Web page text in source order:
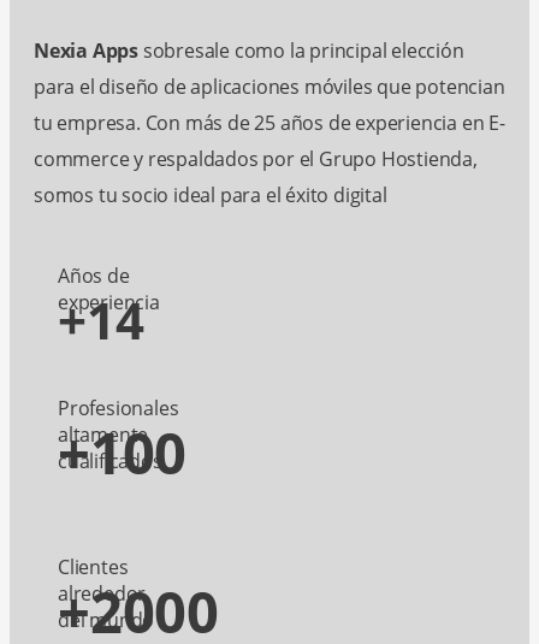
Nexia Apps sobresale como la principal elección
para el diseño de aplicaciones móviles que potencian
tu empresa. Con más de 25 años de experiencia en E-
commerce y respaldados por el Grupo Hostienda,
somos tu socio ideal para el éxito digital
+14
Años de
experiencia
+100
Profesionales
altamente
cualificados
+2000
Clientes
alrededor
del mundo